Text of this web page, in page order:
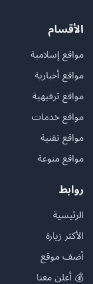
الأقسام
مواقع إسلامية
مواقع أخبارية
مواقع ترفيهية
مواقع خدمات
مواقع تقنية
مواقع منوعة
روابط
الرئيسية
الأكثر زيارة
أضف موقع
💰 أعلن معنا